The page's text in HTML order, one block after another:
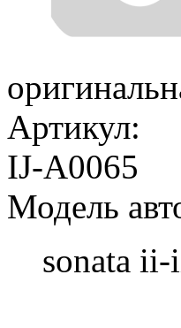
Артикул:
IJ-A0065
Модель
sonata